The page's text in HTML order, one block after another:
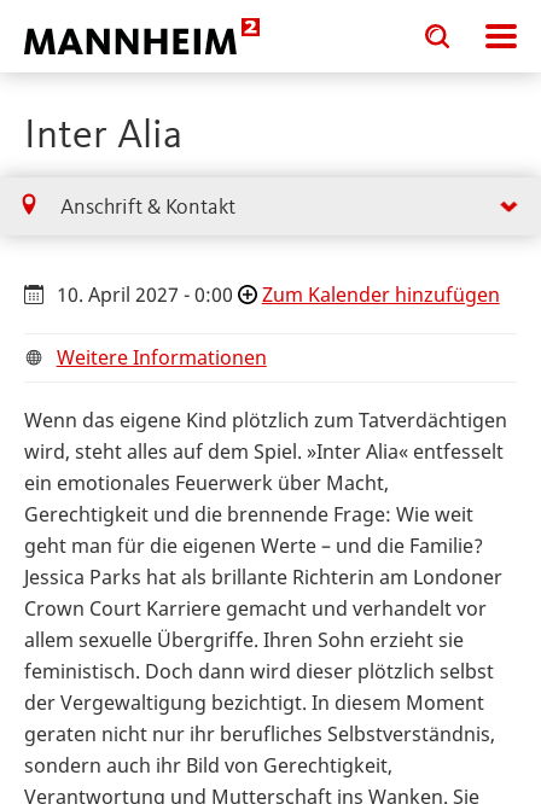
Toggle
search
input
Toggle
search
input
Inter Alia
Anschrift & Kontakt
10. April 2027 - 0:00 Zum Kalender hinzufügen
Weitere Informationen
Wenn das eigene Kind plötzlich zum Tatverdächtigen
wird, steht alles auf dem Spiel. »Inter Alia« entfesselt
ein emotionales Feuerwerk über Macht,
Gerechtigkeit und die brennende Frage: Wie weit
geht man für die eigenen Werte – und die Familie?
Jessica Parks hat als brillante Richterin am Londoner
Crown Court Karriere gemacht und verhandelt vor
allem sexuelle Übergriffe. Ihren Sohn erzieht sie
feministisch. Doch dann wird dieser plötzlich selbst
der Vergewaltigung bezichtigt. In diesem Moment
geraten nicht nur ihr berufliches Selbstverständnis,
sondern auch ihr Bild von Gerechtigkeit,
Verantwortung und Mutterschaft ins Wanken. Sie